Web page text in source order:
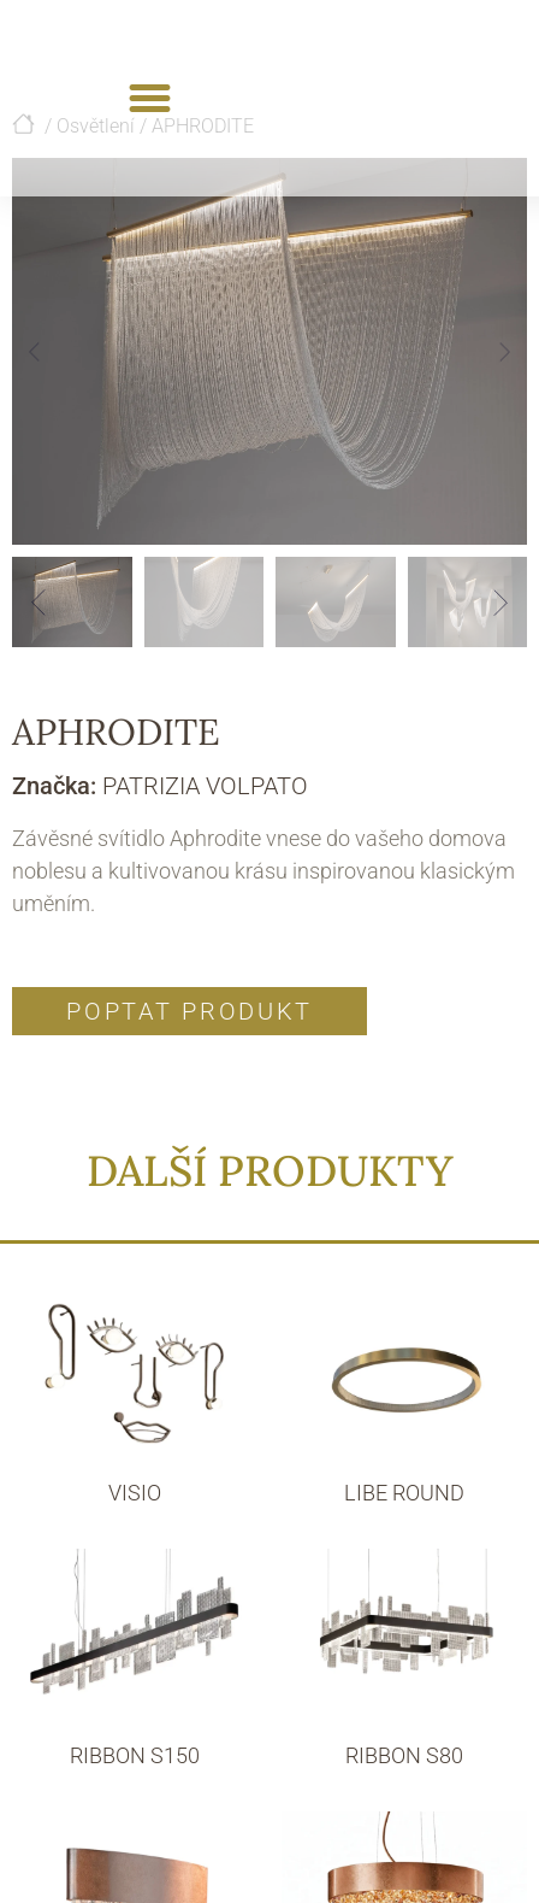
/ Osvětlení / APHRODITE
APHRODITE
Značka: PATRIZIA VOLPATO
Závěsné svítidlo Aphrodite vnese do vašeho domova
noblesu a kultivovanou krásu inspirovanou klasickým
uměním.
POPTAT PRODUKT
DALŠÍ PRODUKTY
VISIO LIBE ROUND
RIBBON S150 RIBBON S80